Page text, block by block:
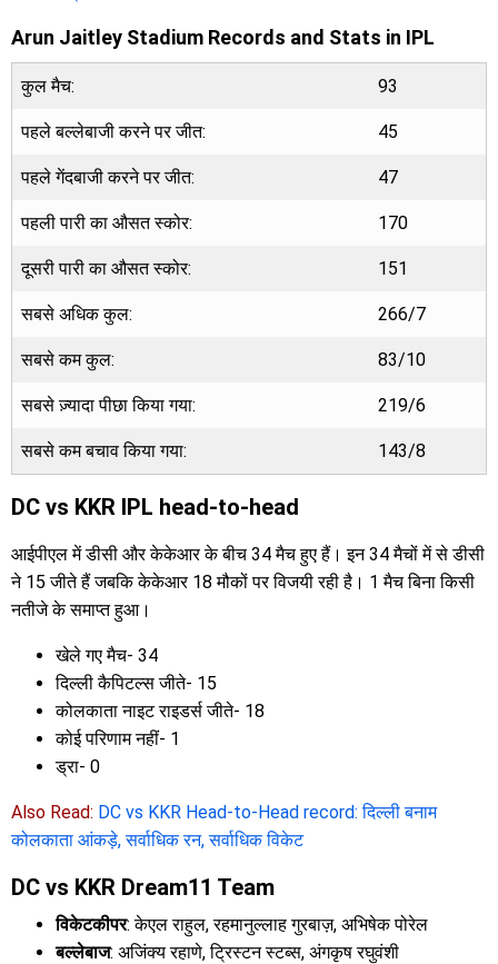
Arun Jaitley Stadium Records and Stats in IPL
कुल मैच: 93
पहले बल्लेबाजी करने पर जीत: 45
पहले गेंदबाजी करने पर जीत: 47
पहली पारी का औसत स्कोर: 170
दूसरी पारी का औसत स्कोर: 151
सबसे अधिक कुल: 266/7
सबसे कम कुल: 83/10
सबसे ज़्यादा पीछा किया गया: 219/6
सबसे कम बचाव किया गया: 143/8
DC vs KKR IPL head-to-head
आईपीएल में डीसी और केकेआर के बीच 34 मैच हुए हैं। इन 34 मैचों में से डीसी
ने 15 जीते हैं जबकि केकेआर 18 मौकों पर विजयी रही है। 1 मैच बिना किसी
नतीजे के समाप्त हुआ।
खेले गए मैच- 34
दिल्ली कैपिटल्स जीते- 15
कोलकाता नाइट राइडर्स जीते- 18
कोई परिणाम नहीं- 1
ड्रा- 0
Also Read: DC vs KKR Head-to-Head record: दिल्ली बनाम
कोलकाता आंकड़े, सर्वाधिक रन, सर्वाधिक विकेट
DC vs KKR Dream11 Team
विकेटकीपर: केएल राहुल, रहमानुल्लाह गुरबाज़, अभिषेक पोरेल
बल्लेबाज: अजिंक्य रहाणे, ट्रिस्टन स्टब्स, अंगकृष रघुवंशी